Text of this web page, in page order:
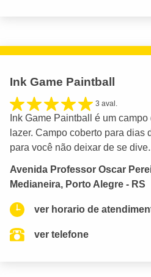
Ink Game Paintball
3 aval.
Ink Game Paintball é um
lazer. Campo coberto para dias
para você não deixar de se
Avenida Professor Oscar
Medianeira, Porto Alegre - RS
ver horario de
ver telefone